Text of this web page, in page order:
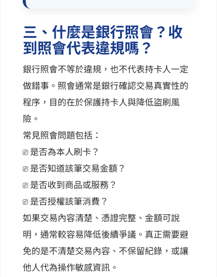
三、什麼是銀行照會？收
到照會代表違規嗎？
銀行照會不等於違規，也不代表持卡人一定
做錯事。照會通常是銀行確認交易真實性的
程序，目的在於保護持卡人與降低盜刷風
險。
常見照會問題包括：
⎚ 是否為本人刷卡？
⎚ 是否知道該筆交易金額？
⎚ 是否收到商品或服務？
⎚ 是否授權該筆消費？
如果交易內容清楚、憑證完整、金額可說
明，通常較容易降低後續爭議。真正需要避
免的是不清楚交易內容、不保留紀錄，或讓
他人代為操作敏感資訊。